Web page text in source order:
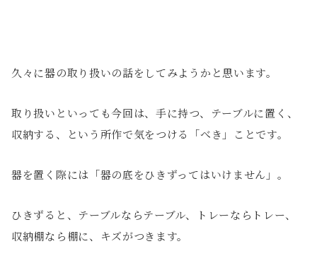
久々に器の取り扱いの話をしてみようかと思います。
取り扱いといっても今回は、手に持つ、テーブルに置く、
収納する、という所作で気をつける「べき」ことです。
器を置く際には「器の底をひきずってはいけません」。
ひきずると、テーブルならテーブル、トレーならトレー、
収納棚なら棚に、キズがつきます。